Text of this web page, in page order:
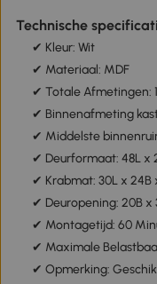
Technische
✔ Kleur: Wit
✔ Materiaal: MDF
✔ Totale Afmetingen:
✔ Binnenafmeting
✔ Middelste
✔ Deurformaat: 48L x
✔ Krabmat: 30L x 24B
✔ Deuropening: 20B x
✔ Montagetijd: 60
✔ Maximale
✔ Opmerking: